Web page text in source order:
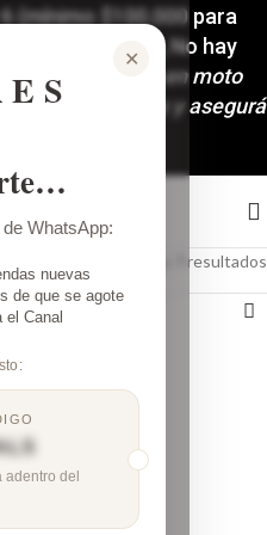
✕
WhatsApp:
nuevas
de que se agote
el Canal
adentro del
(mínimo $100.000 para
sin interés, No hay
y envíos en moto
¡Comprá hoy y asegurá
Mostrando los 7 resultados
SHORT BLUE
$ 39.000,00